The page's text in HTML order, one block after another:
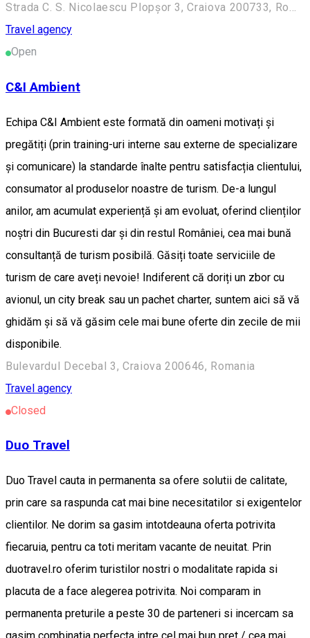
Strada C. S. Nicolaescu Plopșor 3, Craiova 200733, Romania
Travel agency
Open
C&I Ambient
Echipa C&I Ambient este formată din oameni motivați și
pregătiți (prin training-uri interne sau externe de specializare
și comunicare) la standarde înalte pentru satisfacția clientului,
consumator al produselor noastre de turism. De-a lungul
anilor, am acumulat experiență și am evoluat, oferind clienților
noștri din Bucuresti dar și din restul României, cea mai bună
consultanță de turism posibilă. Găsiți toate serviciile de
turism de care aveți nevoie! Indiferent că doriți un zbor cu
avionul, un city break sau un pachet charter, suntem aici să vă
ghidăm și să vă găsim cele mai bune oferte din zecile de mii
disponibile.
Bulevardul Decebal 3, Craiova 200646, Romania
Travel agency
Closed
Duo Travel
Duo Travel cauta in permanenta sa ofere solutii de calitate,
prin care sa raspunda cat mai bine necesitatilor si exigentelor
clientilor. Ne dorim sa gasim intotdeauna oferta potrivita
fiecaruia, pentru ca toti meritam vacante de neuitat. Prin
duotravel.ro oferim turistilor nostri o modalitate rapida si
placuta de a face alegerea potrivita. Noi comparam in
permanenta preturile a peste 30 de parteneri si incercam sa